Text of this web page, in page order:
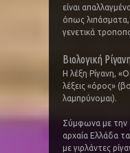
είναι
όπως λιπάσματα,
γενετικά
Βιολογική
Η λέξη Ρίγανη,
λέξεις «όρος»
λαμπρύνομαι).
Σύμφωνα με την
αρχαία Ελλάδα
με γιρλάντες